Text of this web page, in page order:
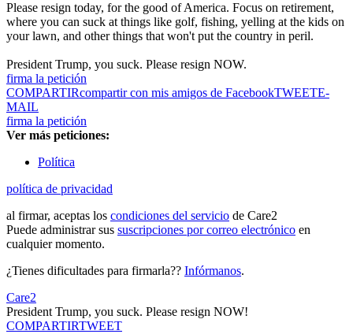
Please resign today, for the good of America. Focus on retirement,
where you can suck at things like golf, fishing, yelling at the kids on
your lawn, and other things that won't put the country in peril.
President Trump, you suck. Please resign NOW.
firma la petición
COMPARTIRcompartir con mis amigos de FacebookTWEETE-
MAIL
firma la petición
Ver más peticiones:
Política
política de privacidad
al firmar, aceptas los condiciones del servicio de Care2
Puede administrar sus suscripciones por correo electrónico en
cualquier momento.
¿Tienes dificultades para firmarla?? Infórmanos.
Care2
President Trump, you suck. Please resign NOW!
COMPARTIRTWEET